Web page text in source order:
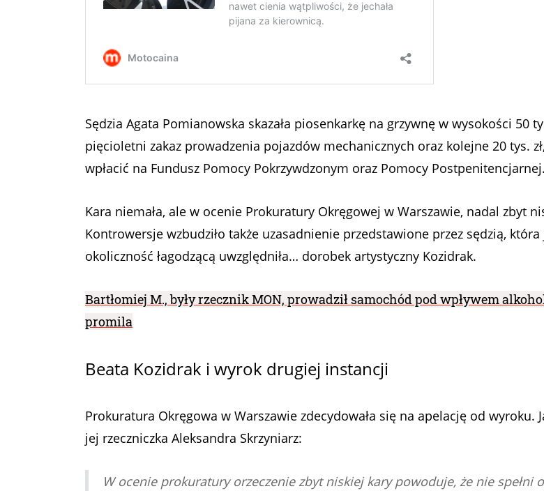
Sędzia Agata Pomianowska skazała piosenkarkę na grzywnę w wysokości 50
pięcioletni zakaz prowadzenia pojazdów mechanicznych oraz kolejne 20 tys.
wpłacić na Fundusz Pomocy Pokrzywdzonym oraz Pomocy Postpenitencjarnej.
Kara niemała, ale w ocenie Prokuratury Okręgowej w Warszawie, nadal zbyt
Kontrowersje wzbudziło także uzasadnienie przedstawione przez sędzią, która
okoliczność łagodzącą uwzględniła… dorobek artystyczny Kozidrak.
Bartłomiej M., były rzecznik MON, prowadził samochód pod wpływem
promila
Beata Kozidrak i wyrok drugiej instancji
Prokuratura Okręgowa w Warszawie zdecydowała się na apelację od wyroku.
jej rzeczniczka Aleksandra Skrzyniarz:
W ocenie prokuratury orzeczenie zbyt niskiej kary powoduje, że nie spełni